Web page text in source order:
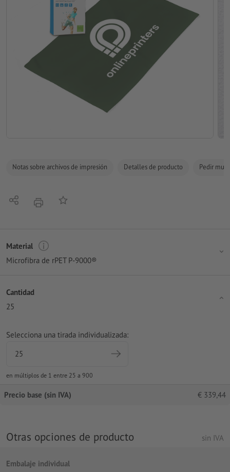
Notas sobre archivos de impresión Detalles de producto Pedir
CompartirimprimirAñadir a lista de favoritos
Material
Microfibra de rPET P-9000®
Cantidad
25
Selecciona una tirada individualizada:
en múltiplos de 1 entre 25 a 900
Precio base (sin IVA) € 339,44
Otras opciones de producto sin IVA
Embalaje individual